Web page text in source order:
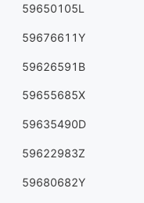
59650105L
59676611Y
59626591B
59655685X
59635490D
59622983Z
59680682Y